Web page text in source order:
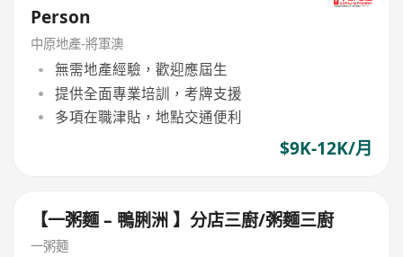
Person
中原地產-將軍澳
無需地產經驗，歡迎應屆生
提供全面專業培訓，考牌支援
多項在職津貼，地點交通便利
$9K-12K/月
【一粥麵 – 鴨脷洲 】分店三廚/粥麵三廚
一粥麵